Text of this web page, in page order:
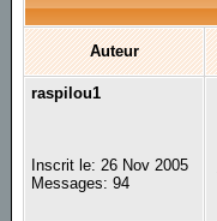
Auteur
raspilou1
Inscrit le: 26 Nov 2005
Messages: 94